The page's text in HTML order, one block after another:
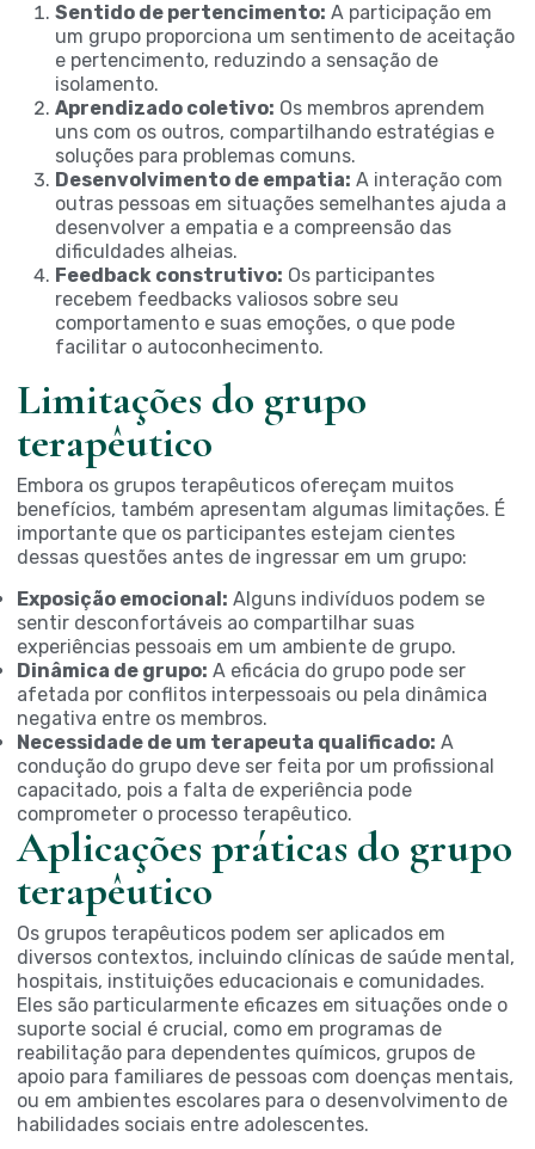
Sentido de pertencimento: A participação em
um grupo proporciona um sentimento de aceitação
e pertencimento, reduzindo a sensação de
isolamento.
Aprendizado coletivo: Os membros aprendem
uns com os outros, compartilhando estratégias e
soluções para problemas comuns.
Desenvolvimento de empatia: A interação com
outras pessoas em situações semelhantes ajuda a
desenvolver a empatia e a compreensão das
dificuldades alheias.
Feedback construtivo: Os participantes
recebem feedbacks valiosos sobre seu
comportamento e suas emoções, o que pode
facilitar o autoconhecimento.
Limitações do grupo
terapêutico
Embora os grupos terapêuticos ofereçam muitos
benefícios, também apresentam algumas limitações. É
importante que os participantes estejam cientes
dessas questões antes de ingressar em um grupo:
Exposição emocional: Alguns indivíduos podem se
sentir desconfortáveis ao compartilhar suas
experiências pessoais em um ambiente de grupo.
Dinâmica de grupo: A eficácia do grupo pode ser
afetada por conflitos interpessoais ou pela dinâmica
negativa entre os membros.
Necessidade de um terapeuta qualificado: A
condução do grupo deve ser feita por um profissional
capacitado, pois a falta de experiência pode
comprometer o processo terapêutico.
Aplicações práticas do grupo
terapêutico
Os grupos terapêuticos podem ser aplicados em
diversos contextos, incluindo clínicas de saúde mental,
hospitais, instituições educacionais e comunidades.
Eles são particularmente eficazes em situações onde o
suporte social é crucial, como em programas de
reabilitação para dependentes químicos, grupos de
apoio para familiares de pessoas com doenças mentais,
ou em ambientes escolares para o desenvolvimento de
habilidades sociais entre adolescentes.